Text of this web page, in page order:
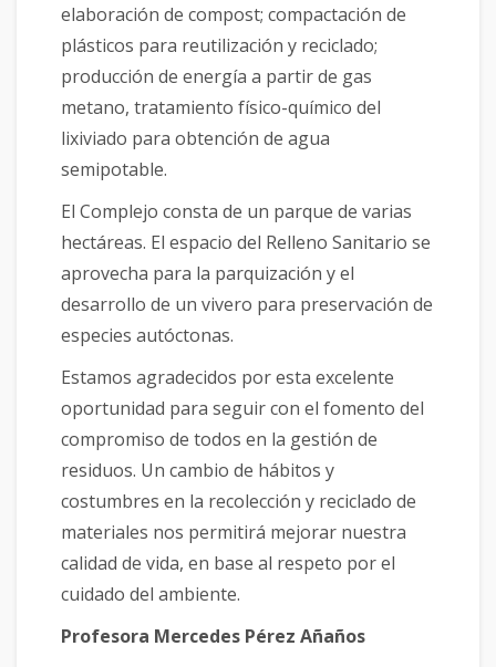
elaboración de compost; compactación de
plásticos para reutilización y reciclado;
producción de energía a partir de gas
metano, tratamiento físico-químico del
lixiviado para obtención de agua
semipotable.
El Complejo consta de un parque de varias
hectáreas. El espacio del Relleno Sanitario se
aprovecha para la parquización y el
desarrollo de un vivero para preservación de
especies autóctonas.
Estamos agradecidos por esta excelente
oportunidad para seguir con el fomento del
compromiso de todos en la gestión de
residuos. Un cambio de hábitos y
costumbres en la recolección y reciclado de
materiales nos permitirá mejorar nuestra
calidad de vida, en base al respeto por el
cuidado del ambiente.
Profesora Mercedes Pérez Añaños